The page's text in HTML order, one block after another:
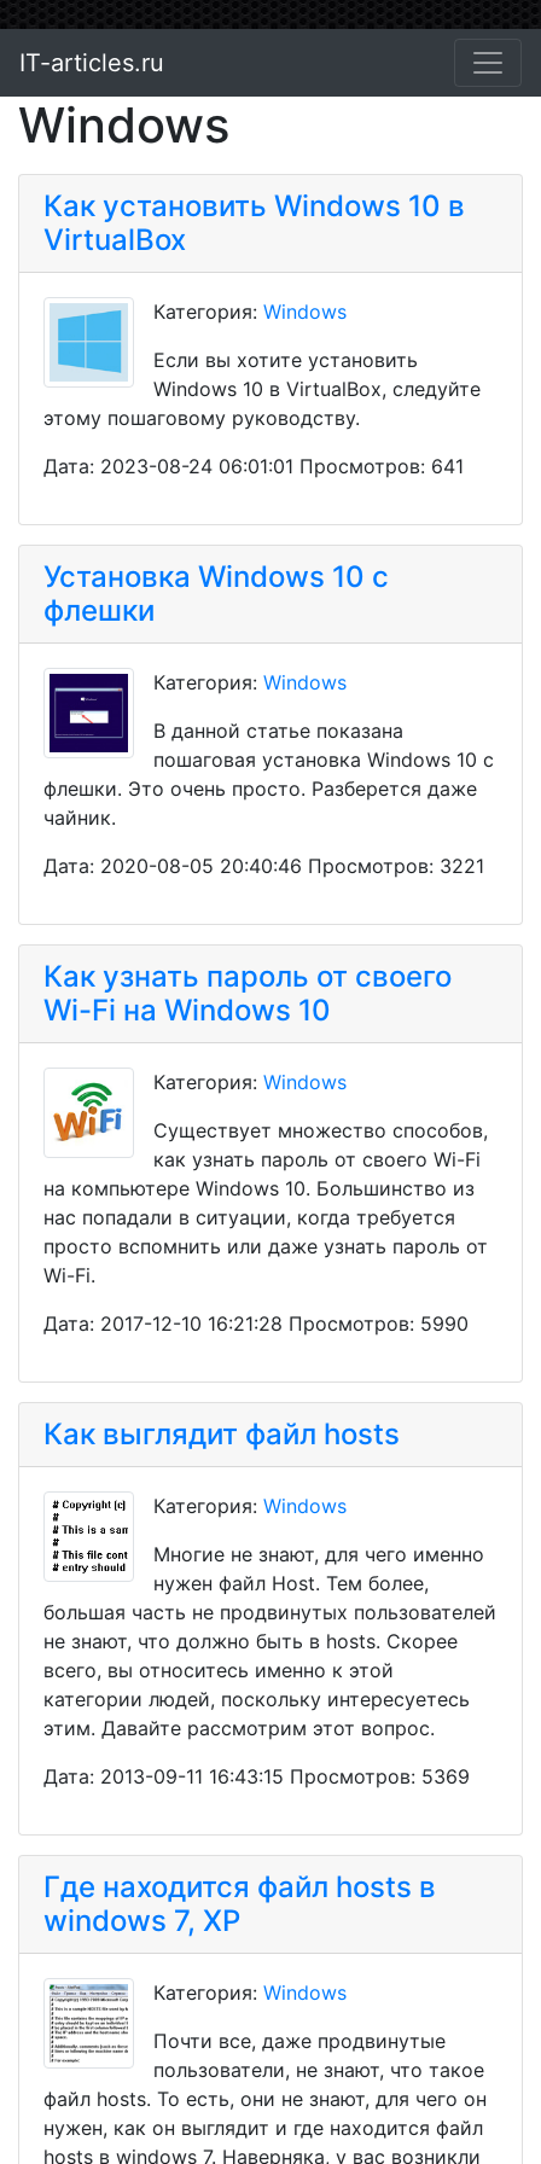
IT-articles.ru
Windows
Как установить Windows 10 в
VirtualBox
Категория: Windows
Если вы хотите установить
Windows 10 в VirtualBox, следуйте
этому пошаговому руководству.
Дата: 2023-08-24 06:01:01 Просмотров: 641
Установка Windows 10 с
флешки
Категория: Windows
В данной статье показана
пошаговая установка Windows 10 с
флешки. Это очень просто. Разберется даже
чайник.
Дата: 2020-08-05 20:40:46 Просмотров: 3221
Как узнать пароль от своего
Wi-Fi на Windows 10
Категория: Windows
Существует множество способов,
как узнать пароль от своего Wi-Fi
на компьютере Windows 10. Большинство из
нас попадали в ситуации, когда требуется
просто вспомнить или даже узнать пароль от
Wi-Fi.
Дата: 2017-12-10 16:21:28 Просмотров: 5990
Как выглядит файл hosts
Категория: Windows
Многие не знают, для чего именно
нужен файл Host. Тем более,
большая часть не продвинутых пользователей
не знают, что должно быть в hosts. Скорее
всего, вы относитесь именно к этой
категории людей, поскольку интересуетесь
этим. Давайте рассмотрим этот вопрос.
Дата: 2013-09-11 16:43:15 Просмотров: 5369
Где находится файл hosts в
windows 7, XP
Категория: Windows
Почти все, даже продвинутые
пользователи, не знают, что такое
файл hosts. То есть, они не знают, для чего он
нужен, как он выглядит и где находится файл
hosts в windows 7. Наверняка, у вас возникли